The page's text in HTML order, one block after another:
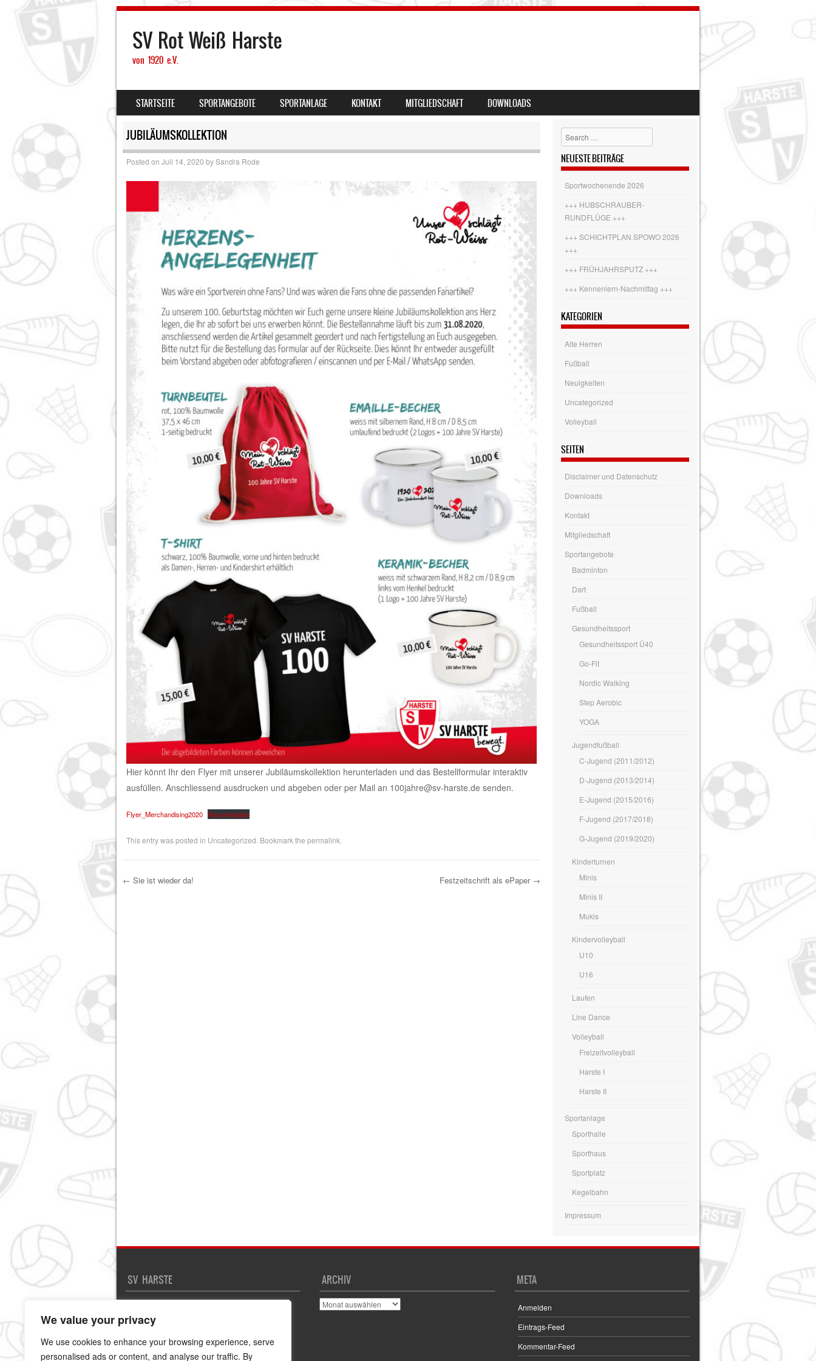
We value your privacy
We use cookies to enhance your browsing experience, serve
personalised ads or content, and analyse our traffic. By
SV Rot Weiß Harste
von 1920 e.V.
MENU
SKIP TO CONTENT
STARTSEITE SPORTANGEBOTE SPORTANLAGE KONTAKT MITGLIEDSCHAFT DOWNLOADS
JUBILÄUMSKOLLEKTION
Posted on Juli 14, 2020 bySandra Rode
Hier könnt Ihr den Flyer mit unserer Jubiläumskollektion herunterladen und das Bestellformular interaktiv
ausfüllen. Anschliessend ausdrucken und abgeben oder per Mail an 100jahre@sv-harste.de senden.
Flyer_Merchandising2020 Herunterladen
This entry was posted in Uncategorized. Bookmark the permalink.
← Sie ist wieder da! Festzeitschrift als ePaper →
Search
NEUESTE BEITRÄGE
Sportwochenende 2026
+++ HUBSCHRAUBER-
RUNDFLÜGE +++
+++ SCHICHTPLAN SPOWO 2026
+++
+++ FRÜHJAHRSPUTZ +++
+++ Kennenlern-Nachmittag +++
KATEGORIEN
Alte Herren
Fußball
Neuigkeiten
Uncategorized
Volleyball
SEITEN
Disclaimer und Datenschutz
Downloads
Kontakt
Mitgliedschaft
Sportangebote
Badminton
Dart
Fußball
Gesundheitssport
Gesundheitssport Ü40
Go-Fit
Nordic Walking
Step Aerobic
YOGA
Jugendfußball
C-Jugend (2011/2012)
D-Jugend (2013/2014)
E-Jugend (2015/2016)
F-Jugend (2017/2018)
G-Jugend (2019/2020)
Kinderturnen
Minis
Minis II
Mukis
Kindervolleyball
U10
U16
Laufen
Line Dance
Volleyball
Freizeitvolleyball
Harste I
Harste II
Sportanlage
Sporthalle
Sporthaus
Sportplatz
Kegelbahn
Impressum
SV HARSTE
Impressum
Disclaimer und Datenschutz
ARCHIV
Archiv
META
Anmelden
Eintrags-Feed
Kommentar-Feed